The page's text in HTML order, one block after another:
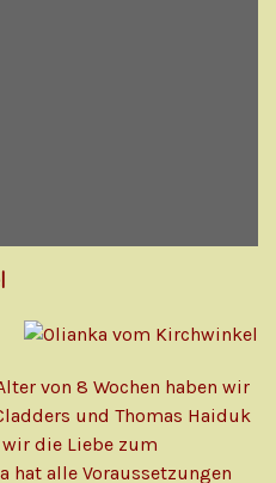
von 8 Wochen haben wir
und Thomas Haiduk
die Liebe zum
hat alle Voraussetzungen